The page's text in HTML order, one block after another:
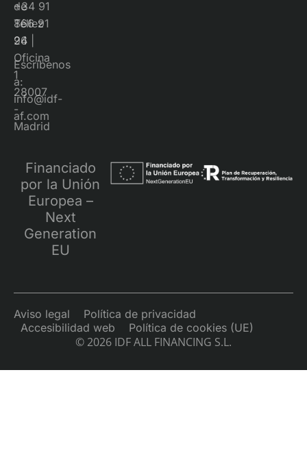
+34 91
866 91
96
Escríbenos
a:
info@idf-
af.com
de
Téllez
24 |
Oficina
1
28007
-
Madrid
Financiado
por la Unión
Europea –
Next
Generation
EU
Aviso legal
Política de privacidad
Accesibilidad web
Política de cookies (UE)
© 2026 IDF ALL FINANCING S.L.